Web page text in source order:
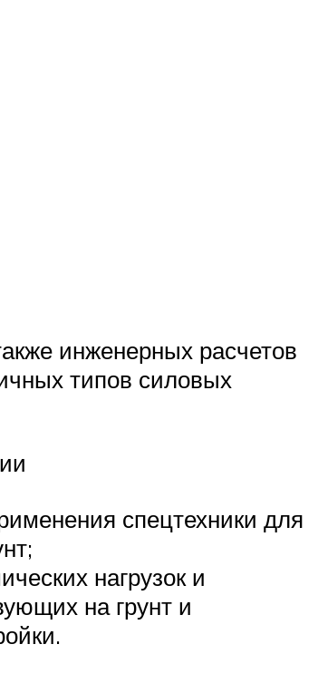
инженерных расчетов
типов силовых
спецтехники для
нагрузок и
на грунт и